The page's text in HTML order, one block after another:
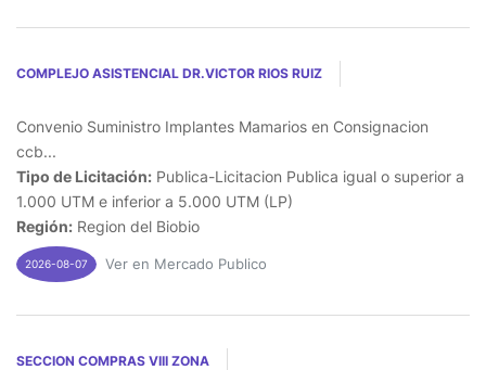
COMPLEJO ASISTENCIAL DR.VICTOR RIOS RUIZ
Convenio Suministro Implantes Mamarios en Consignacion
ccb...
Tipo de Licitación: Publica-Licitacion Publica igual o superior a
1.000 UTM e inferior a 5.000 UTM (LP)
Región: Region del Biobio
2026-08-07 Ver en Mercado Publico
SECCION COMPRAS VIII ZONA